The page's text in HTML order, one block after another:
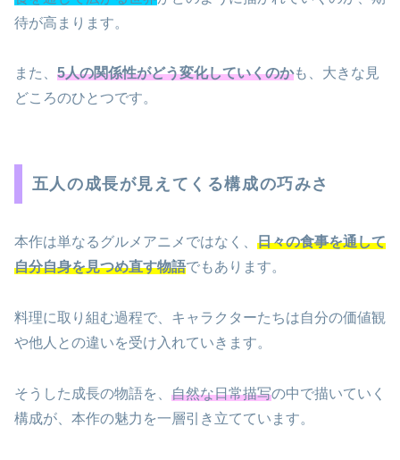
待が高まります。
また、 5人の関係性がどう変化していくのかも、大きな見
どころのひとつです。
五人の成長が見えてくる構成の巧みさ
本作は単なるグルメアニメではなく、 日々の食事を通して
自分自身を見つめ直す物語でもあります。
料理に取り組む過程で、キャラクターたちは自分の価値観
や他人との違いを受け入れていきます。
そうした成長の物語を、 自然な日常描写の中で描いていく
構成が、本作の魅力を一層引き立てています。